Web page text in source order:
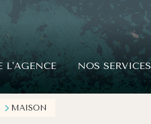
L'AGENCE NOS SERVICES
MAISON